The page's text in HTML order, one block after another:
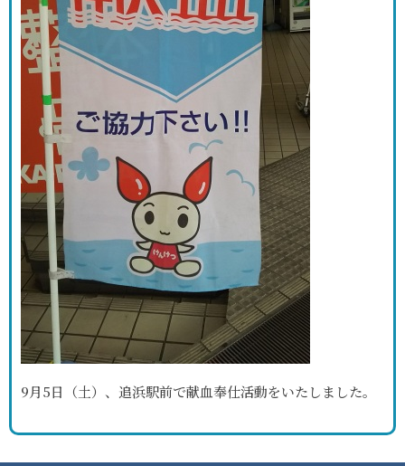
9月5日（土）、追浜駅前で献血奉仕活動をいたしました。